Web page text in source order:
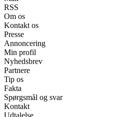
RSS
Om os
Kontakt os
Presse
Annoncering
Min profil
Nyhedsbrev
Partnere
Tip os
Fakta
Spørgsmål og svar
Kontakt
Udtalelse